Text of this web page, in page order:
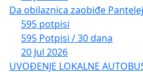
Da obilaznica zaobiđe Pantelej
595 potpisi
595 Potpisi / 30 dana
20 Jul 2026
UVOĐENJE LOKALNE